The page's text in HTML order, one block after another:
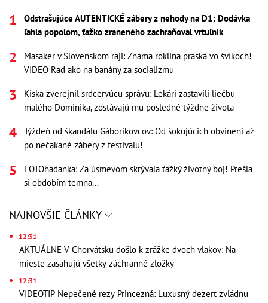
Odstrašujúce AUTENTICKÉ zábery z nehody na D1: Dodávka
ľahla popolom, ťažko zraneného zachraňoval vrtuľník
Masaker v Slovenskom raji: Známa roklina praská vo švíkoch!
VIDEO Rad ako na banány za socializmu
Kiska zverejnil srdcervúcu správu: Lekári zastavili liečbu
malého Dominika, zostávajú mu posledné týždne života
Týždeň od škandálu Gáboríkovcov: Od šokujúcich obvinení až
po nečakané zábery z festivalu!
FOTOhádanka: Za úsmevom skrývala ťažký životný boj! Prešla
si obdobím temna...
NAJNOVŠIE ČLÁNKY
12:31
AKTUÁLNE V Chorvátsku došlo k zrážke dvoch vlakov: Na
mieste zasahujú všetky záchranné zložky
12:31
VIDEOTIP Nepečené rezy Princezná: Luxusný dezert zvládnu